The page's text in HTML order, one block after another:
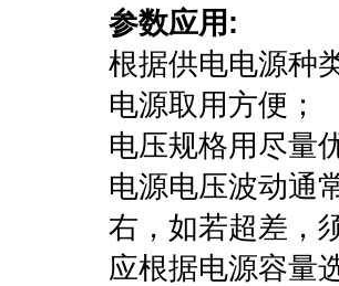
参数应用:
根据供电电源种
电源取用方便；
电压规格用尽量
电源电压波动通
右，如若超差，
应根据电源容量